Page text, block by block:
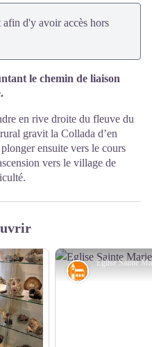
afin d'y avoir accès hors
le chemin de liaison
en rive droite du fleuve du
gravit la Collada d’en
ensuite vers le cours
vers le village de
Patrimoine